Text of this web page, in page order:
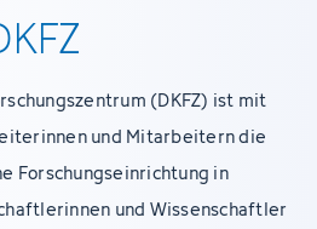
(DKFZ) ist mit
und Mitarbeitern die
Forschungseinrichtung in
und Wissenschaftler